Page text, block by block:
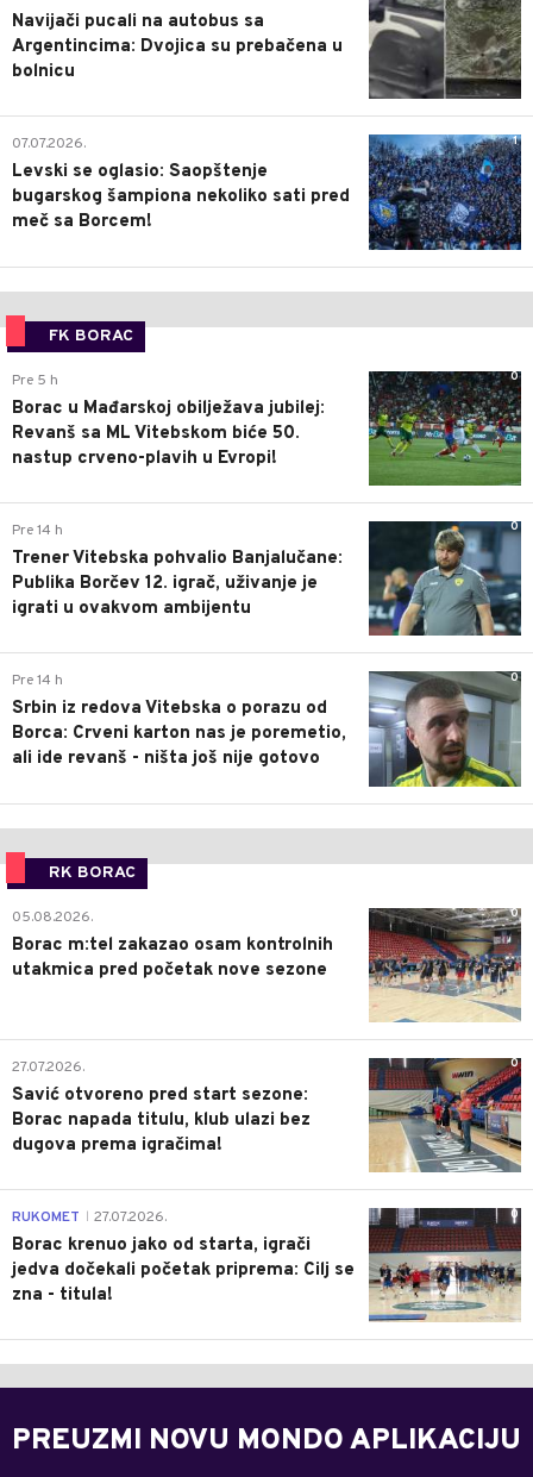
Navijači pucali na autobus sa
Argentincima: Dvojica su prebačena u
bolnicu
1
07.07.2026.
Levski se oglasio: Saopštenje
bugarskog šampiona nekoliko sati pred
meč sa Borcem!
FK BORAC
0
Pre 5 h
Borac u Mađarskoj obilježava jubilej:
Revanš sa ML Vitebskom biće 50.
nastup crveno-plavih u Evropi!
0
Pre 14 h
Trener Vitebska pohvalio Banjalučane:
Publika Borčev 12. igrač, uživanje je
igrati u ovakvom ambijentu
0
Pre 14 h
Srbin iz redova Vitebska o porazu od
Borca: Crveni karton nas je poremetio,
ali ide revanš - ništa još nije gotovo
RK BORAC
0
05.08.2026.
Borac m:tel zakazao osam kontrolnih
utakmica pred početak nove sezone
0
27.07.2026.
Savić otvoreno pred start sezone:
Borac napada titulu, klub ulazi bez
dugova prema igračima!
0
RUKOMET 27.07.2026.
Borac krenuo jako od starta, igrači
jedva dočekali početak priprema: Cilj se
zna - titula!
PREUZMI NOVU MONDO APLIKACIJU